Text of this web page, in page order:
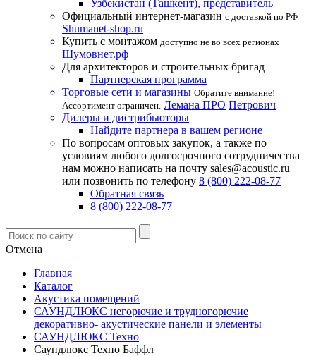
Узбекистан (Ташкент), представитель
Официальный интернет-магазин с доставкой по РФ
Shumanet-shop.ru
Купить с монтажом доступно не во всех регионах
Шумовнет.рф
Для архитекторов и строительных бригад
Партнерская программа
Торговые сети и магазины Обратите внимание!
Ассортимент ограничен. Лемана ПРО Петрович
Дилеры и дистрибьюторы
Найдите партнера в вашем регионе
По вопросам оптовых закупок, а также по
условиям любого долгосрочного сотрудничества
нам можно написать на почту sales@acoustic.ru
или позвонить по телефону 8 (800) 222-08-77
Обратная связь
8 (800) 222-08-77
Отмена
Главная
Каталог
Акустика помещений
САУНДЛЮКС негорючие и трудногорючие
декоративно- акустические панели и элементы
САУНДЛЮКС Техно
Саундлюкс Техно Баффл